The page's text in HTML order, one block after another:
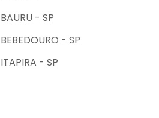
BAURU - SP
BEBEDOURO - SP
ITAPIRA - SP